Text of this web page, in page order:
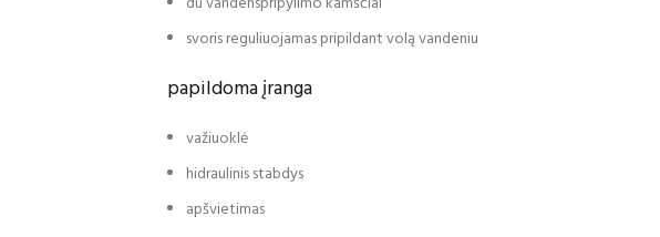
svoris reguliuojamas pripildant volą vandeniu
papildoma įranga
važiuoklė
hidraulinis stabdys
apšvietimas